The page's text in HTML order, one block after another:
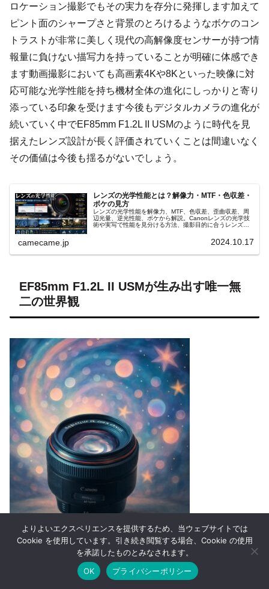
ロケーション撮影でもその実力を存分に発揮します加えて
ピント面のシャープさと背景のとろけるようなボケのコン
トラストが非常に美しく現代の高解像度センサーが持つ情
報量に負けない描写力を持っていることが明確に体感でき
ます動画撮影においても高画素4Kや8Kといった映像に対
応可能な光学性能を持ち機材全体の進化にしっかりと寄り
添っている印象を受けます今後もデジタルカメラの進化が
続いていく中でEF85mm F1.2L II USMのように時代を見
据えたレンズ設計が長く評価されていくことは間違いなく
その価値は今後も揺るがないでしょう。
レンズの光学性能とは？解像力・MTF・色収差・
ボケの見方
レンズの光学性能を解像力、MTF、色収差、歪曲収差、周
辺光量、逆光性能、ボケから解説。Canonレンズの光学技
術や実写で性能を見分ける方法、撮影目的に合うレンズ選
camecame.jp 2024.10.17
EF85mm F1.2L II USMが生み出す唯一無
二の世界観
開放F1.2によって描かれる情緒的な光の表現
時間と共に評価されるLレンズとしての資産価値
他の85mmレンズでは得られない撮影体験
シェア 目次へ トップ
よりよいエクスペリエンスを提供するため、当ウェブサイトでは
Cookie を使用しています。引き続き閲覧する場合、Cookie の使用
を承諾したものとみなされます。
OK
プライバシーポリシー